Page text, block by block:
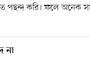
পছন্দ করি। ফলে অনেক
না